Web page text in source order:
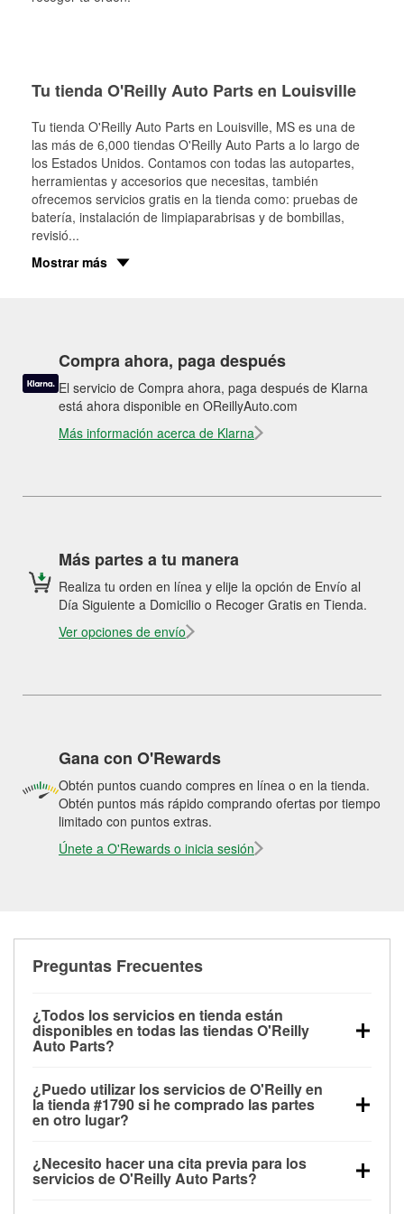
Tu tienda O'Reilly Auto Parts en Louisville
Tu tienda O'Reilly Auto Parts en Louisville, MS es una de
las más de 6,000 tiendas O'Reilly Auto Parts a lo largo de
los Estados Unidos. Contamos con todas las autopartes,
herramientas y accesorios que necesitas, también
ofrecemos servicios gratis en la tienda como: pruebas de
batería, instalación de limpiaparabrisas y de bombillas,
revisió...
Mostrar más
Compra ahora, paga después
El servicio de Compra ahora, paga después de Klarna
está ahora disponible en OReillyAuto.com
Más información acerca de Klarna
Más partes a tu manera
Realiza tu orden en línea y elije la opción de Envío al
Día Siguiente a Domicilio o Recoger Gratis en Tienda.
Ver opciones de envío
Gana con O'Rewards
Obtén puntos cuando compres en línea o en la tienda.
Obtén puntos más rápido comprando ofertas por tiempo
limitado con puntos extras.
Únete a O'Rewards o inicia sesión
Preguntas Frecuentes
¿Todos los servicios en tienda están
disponibles en todas las tiendas O'Reilly
Auto Parts?
las pruebas de batería, pruebas de alternador y
motor de arranque, revisión de la luz “Check Engine”
con O'Reilly VeriScan® e instalación de
limpiaparabrisas o bombillas, están disponibles en
todas las tiendas O'Reilly Auto Parts. La tienda
¿Puedo utilizar los servicios de O'Reilly en
la tienda #1790 si he comprado las partes
en otro lugar?
de O'Reilly Auto Parts que estén disponibles en la
tienda #1790 de Louisville, MS aunque hayas
¿Necesito hacer una cita previa para los
servicios de O'Reilly Auto Parts?